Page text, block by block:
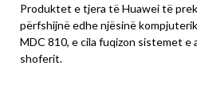
Produktet e tjera të Huawei të
përfshijnë edhe njësinë
MDC 810, e cila fuqizon sistemet e
shoferit.